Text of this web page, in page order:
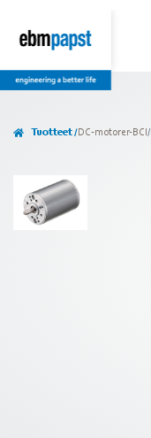
Tuotteet /DC-motorer-BCI /